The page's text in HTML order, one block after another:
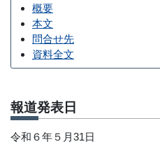
概要
本文
問合せ先
資料全文
報道発表日
令和６年５月31日